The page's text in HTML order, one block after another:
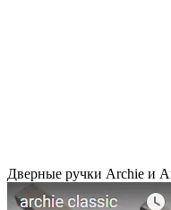
Дверные ручки Archie и